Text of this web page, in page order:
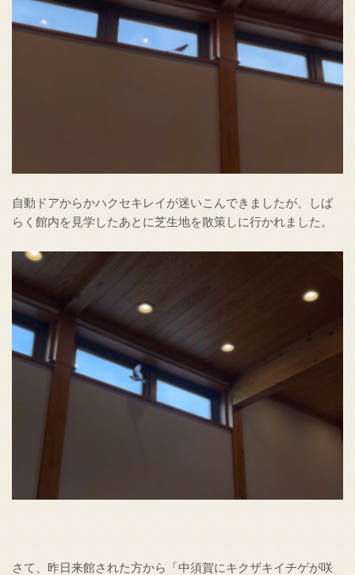
自動ドアからかハクセキレイが迷いこんできましたが、しば
らく館内を見学したあとに芝生地を散策しに行かれました。
さて、昨日来館された方から「中須賀にキクザキイチゲが咲